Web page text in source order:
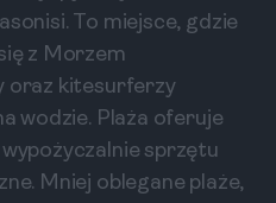
To miejsce, gdzie
z Morzem
oraz kitesurferzy
wodzie. Plaża oferuje
sprzętu
Mniej oblegane plaże,